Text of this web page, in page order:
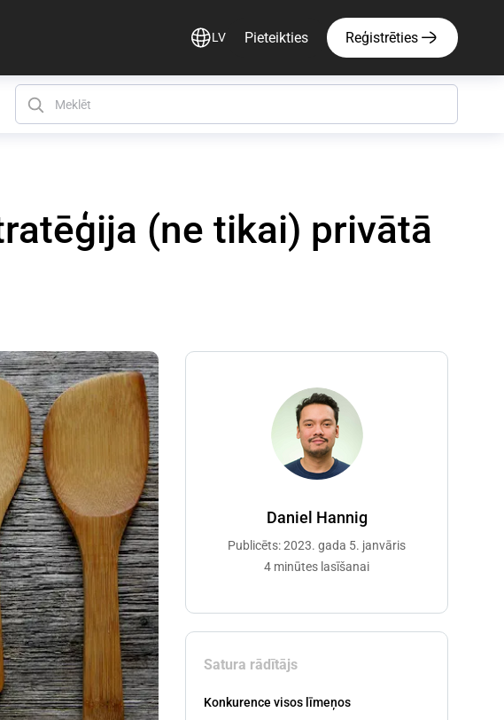
LV Pieteikties Reģistrēties
(ne tikai) privātā
Daniel Hannig
Publicēts: 2023. gada 5. janvāris
4 minūtes lasīšanai
Satura rādītājs
Konkurence visos līmeņos